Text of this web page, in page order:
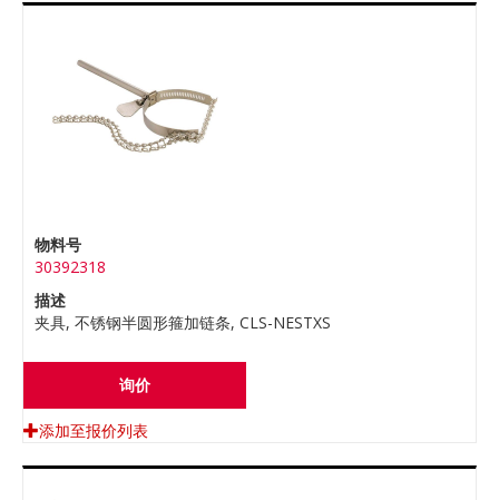
物料号
30392318
描述
夹具, 不锈钢半圆形箍加链条, CLS-NESTXS
询价
添加至报价列表